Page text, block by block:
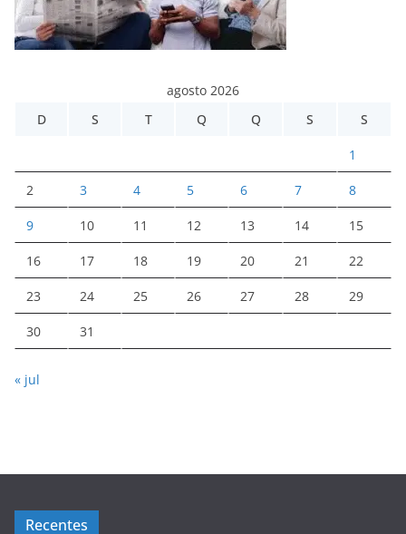
agosto 2026
D
S T Q Q S S
1
2 3 4 5 6 7 8
9 10 11 12 13 14 15
16 17 18 19 20 21 22
23 24 25 26 27 28 29
30 31
« jul
Recentes